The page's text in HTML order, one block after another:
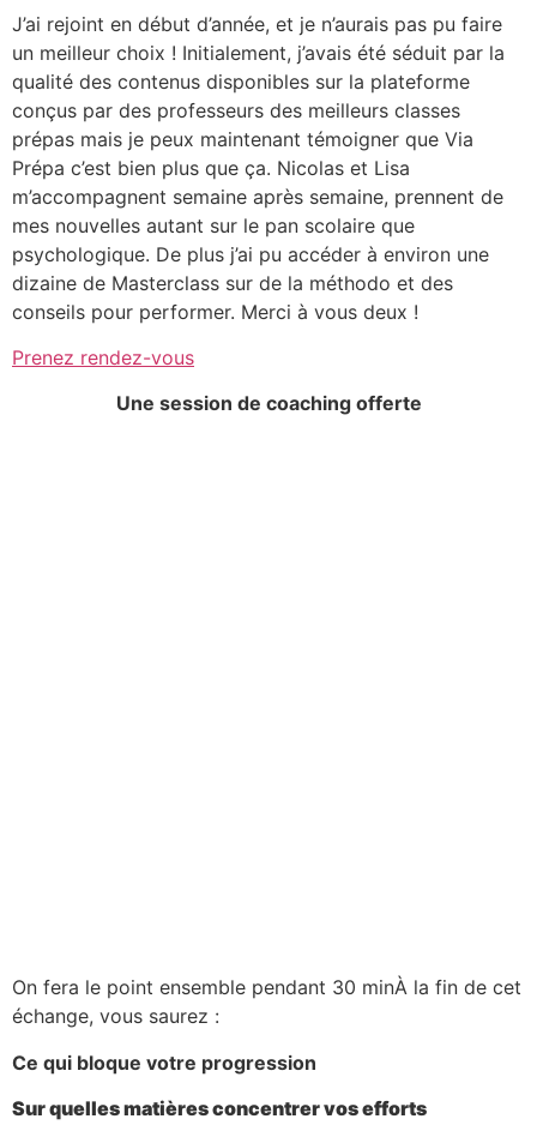
J’ai rejoint en début d’année, et je n’aurais pas pu faire
un meilleur choix ! Initialement, j’avais été séduit par la
qualité des contenus disponibles sur la plateforme
conçus par des professeurs des meilleurs classes
prépas mais je peux maintenant témoigner que Via
Prépa c’est bien plus que ça. Nicolas et Lisa
m’accompagnent semaine après semaine, prennent de
mes nouvelles autant sur le pan scolaire que
psychologique. De plus j’ai pu accéder à environ une
dizaine de Masterclass sur de la méthodo et des
conseils pour performer. Merci à vous deux !
Prenez rendez-vous
Une session de coaching offerte
On fera le point ensemble pendant 30 minÀ la fin de cet
échange, vous saurez :
Ce qui bloque votre progression
Sur quelles matières concentrer vos efforts